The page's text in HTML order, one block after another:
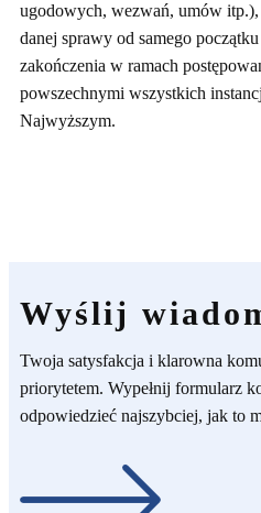
ugodowych, wezwań, umów
danej sprawy od samego
zakończenia w ramach
powszechnymi wszystkich
Najwyższym.
Wyślij
Twoja satysfakcja i klarowna
priorytetem. Wypełnij formularz
odpowiedzieć najszybciej, jak to